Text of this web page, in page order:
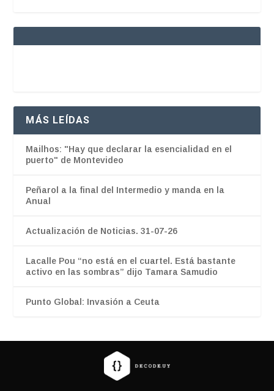
MÁS LEÍDAS
Mailhos: "Hay que declarar la esencialidad en el
puerto" de Montevideo
Peñarol a la final del Intermedio y manda en la
Anual
Actualización de Noticias. 31-07-26
Lacalle Pou “no está en el cuartel. Está bastante
activo en las sombras” dijo Tamara Samudio
Punto Global: Invasión a Ceuta